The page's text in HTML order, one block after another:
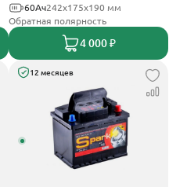
242x175x190 мм
60Ач
Обратная полярность
4 000 ₽
12 месяцев